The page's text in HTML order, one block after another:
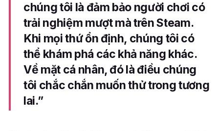
chúng tôi là đảm bảo người chơi có
trải nghiệm mượt mà trên Steam.
Khi mọi thứ ổn định, chúng tôi có
thể khám phá các khả năng khác.
Về mặt cá nhân, đó là điều chúng
tôi chắc chắn muốn thử trong tương
lai.”